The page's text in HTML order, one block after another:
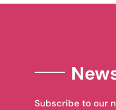
Subscribe to our